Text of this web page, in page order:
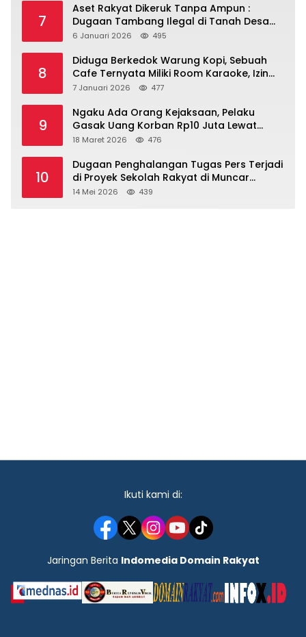
7
Aset Rakyat Dikeruk Tanpa Ampun :
Dugaan Tambang Ilegal di Tanah Desa
Dasri Menguat
6 Januari 2026 495
8
Diduga Berkedok Warung Kopi, Sebuah
Cafe Ternyata Miliki Room Karaoke, Izin
Dipertanyakan!!!.
7 Januari 2026 477
9
Ngaku Ada Orang Kejaksaan, Pelaku
Gasak Uang Korban Rp10 Juta Lewat
Modus Tender Mobil
18 Maret 2026 476
10
Dugaan Penghalangan Tugas Pers Terjadi
di Proyek Sekolah Rakyat di Muncar
Banyuwangi
14 Mei 2026 439
Ikuti kami di:
Jaringan Berita Indomedia Domain Rakyat